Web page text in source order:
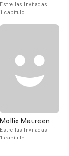
Estrellas Invitadas
1 capítulo
Mollie Maureen
Estrellas Invitadas
1 capítulo